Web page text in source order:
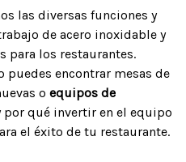
las diversas funciones y
de acero inoxidable y
para los restaurantes.
encontrar mesas de
o equipos de
por qué invertir en el equipo
el éxito de tu restaurante.